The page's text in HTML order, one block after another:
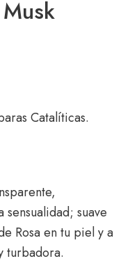
Catalíticas.
suave
Rosa en tu piel y a
turbadora.